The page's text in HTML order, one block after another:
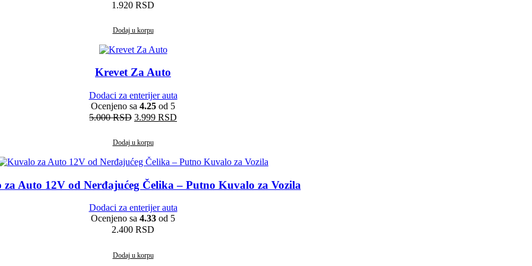
1.920 RSD
Dodaj u korpu
Krevet Za Auto
Dodaci za enterijer auta
Ocenjeno sa 4.25 od 5
5.000RSD Originalna
je
5.000 RSD.
3.999 RSD
Dodaj u korpu
Auto 12V od Nerđajućeg Čelika – Putno Kuvalo za Vozila
Dodaci za enterijer auta
Ocenjeno sa 4.33 od 5
2.400 RSD
Dodaj u korpu